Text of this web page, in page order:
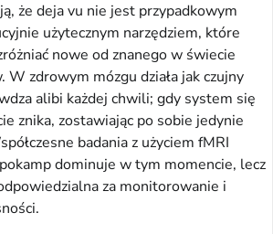
że deja vu nie jest przypadkowym
użytecznym narzędziem, które
nowe od znanego w świecie
W zdrowym mózgu działa jak czujny
alibi każdej chwili; gdy system się
znika, zostawiając po sobie jedynie
badania z użyciem fMRI
dominuje w tym momencie, lecz
za monitorowanie i